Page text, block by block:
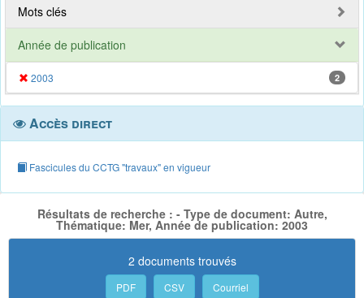
Mots clés
Année de publication
2003 2
Accès direct
Fascicules du CCTG "travaux" en vigueur
Résultats de recherche : - Type de document: Autre,
Thématique: Mer, Année de publication: 2003
2 documents trouvés
PDF CSV Courriel